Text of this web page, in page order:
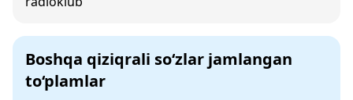
Boshqa qiziqrali so‘zlar jamlangan
to‘plamlar